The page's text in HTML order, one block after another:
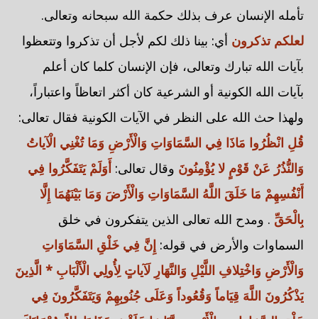
تأمله الإنسان عرف بذلك حكمة الله سبحانه وتعالى.
لعلكم تذكرون أي: بينا ذلك لكم لأجل أن تذكروا وتتعظوا
بآيات الله تبارك وتعالى، فإن الإنسان كلما كان أعلم
بآيات الله الكونية أو الشرعية كان أكثر اتعاظاً واعتباراً،
ولهذا حث الله على النظر في الآيات الكونية فقال تعالى:
قُلِ انْظُرُوا مَاذَا فِي السَّمَاوَاتِ وَالْأَرْضِ وَمَا تُغْنِي الْآياتُ
وَالنُّذُرُ عَنْ قَوْمٍ لا يُؤْمِنُونَ وقال تعالى: أَوَلَمْ يَتَفَكَّرُوا فِي
أَنْفُسِهِمْ مَا خَلَقَ اللَّهُ السَّمَاوَاتِ وَالْأَرْضَ وَمَا بَيْنَهُمَا إِلَّا
بِالْحَقِّ . ومدح الله تعالى الذين يتفكرون في خلق
السماوات والأرض في قوله: إِنَّ فِي خَلْقِ السَّمَاوَاتِ
وَالْأَرْضِ وَاخْتِلافِ اللَّيْلِ وَالنَّهَارِ لَآياتٍ لِأُولِي الْأَلْبَابِ * الَّذِينَ
يَذْكُرُونَ اللَّهَ قِيَاماً وَقُعُوداً وَعَلَى جُنُوبِهِمْ وَيَتَفَكَّرُونَ فِي